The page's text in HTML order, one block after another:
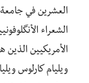
الشعراء
الأمريكيين
ويليام كارلوس